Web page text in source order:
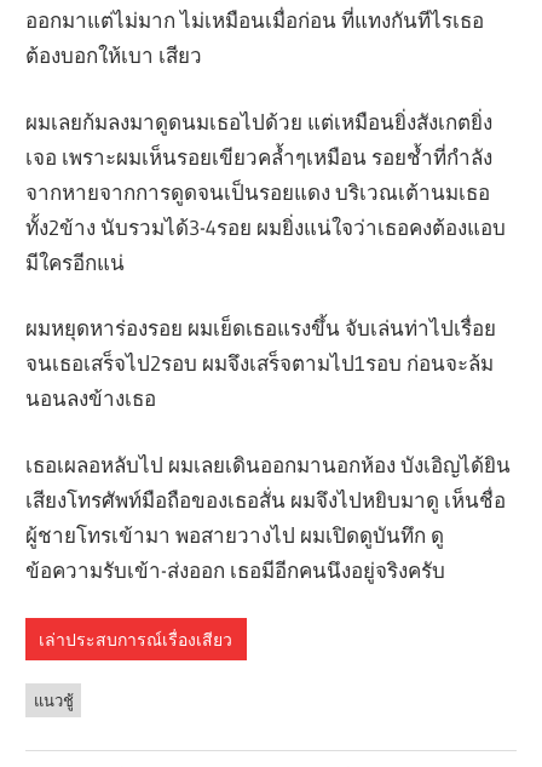
ออกมาแต่ไม่มาก ไม่เหมือนเมื่อก่อน ที่แทงกันทีไรเธอ
ต้องบอกให้เบา เสียว
ผมเลยก้มลงมาดูดนมเธอไปด้วย แต่เหมือนยิ่งสังเกตยิ่ง
เจอ เพราะผมเห็นรอยเขียวคล้ำๆเหมือน รอยช้ำที่กำลัง
จากหายจากการดูดจนเป็นรอยแดง บริเวณเต้านมเธอ
ทั้ง2ข้าง นับรวมได้3-4รอย ผมยิ่งแน่ใจว่าเธอคงต้องแอบ
มีใครอีกแน่
ผมหยุดหาร่องรอย ผมเย็ดเธอแรงขึ้น จับเล่นท่าไปเรื่อย
จนเธอเสร็จไป2รอบ ผมจึงเสร็จตามไป1รอบ ก่อนจะล้ม
นอนลงข้างเธอ
เธอเผลอหลับไป ผมเลยเดินออกมานอกห้อง บังเอิญได้ยิน
เสียงโทรศัพท์มือถือของเธอสั่น ผมจึงไปหยิบมาดู เห็นชื่อ
ผู้ชายโทรเข้ามา พอสายวางไป ผมเปิดดูบันทึก ดู
ข้อความรับเข้า-ส่งออก เธอมีอีกคนนึงอยู่จริงครับ
เล่าประสบการณ์เรื่องเสียว
แนวชู้